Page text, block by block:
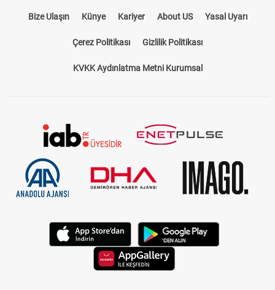
Künye Kariyer About US
Çerez Politikası Gizlilik Politikası